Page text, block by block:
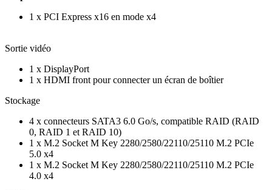
1 x PCI Express x16 en mode x4
Sortie vidéo
1 x DisplayPort
1 x HDMI front pour connecter un écran de boîtier
Stockage
4 x connecteurs SATA3 6.0 Go/s, compatible RAID (RAID
0, RAID 1 et RAID 10)
1 x M.2 Socket M Key 2280/2580/22110/25110 M.2 PCIe
5.0 x4
1 x M.2 Socket M Key 2280/2580/22110/25110 M.2 PCIe
4.0 x4